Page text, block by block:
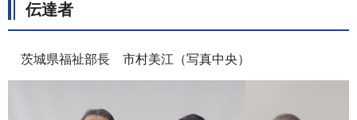
伝達者
茨城県福祉部長 市村美江（写真中央）